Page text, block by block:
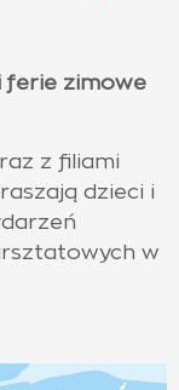
ferie zimowe
z filiami
dzieci i
w